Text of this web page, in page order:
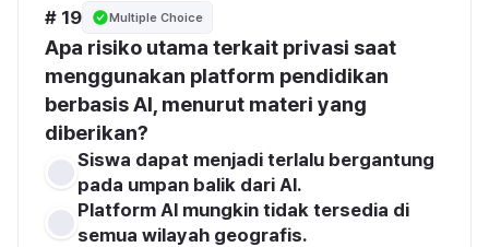
# 19 Multiple Choice
Apa risiko utama terkait privasi saat
menggunakan platform pendidikan
berbasis AI, menurut materi yang
diberikan?
Siswa dapat menjadi terlalu bergantung
pada umpan balik dari Al.
Platform Al mungkin tidak tersedia di
semua wilayah geografis.